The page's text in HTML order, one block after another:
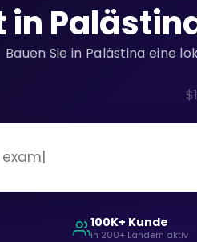
in
Bauen Sie in Palästina eine
100K+ Kunde
in 200+ Ländern aktiv